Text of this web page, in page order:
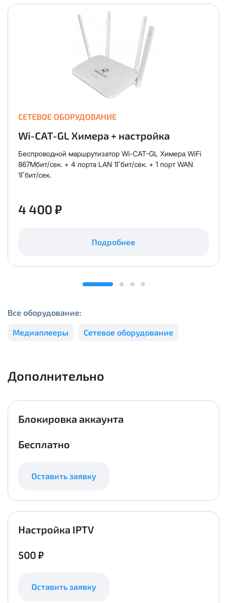
СЕТЕВОЕ ОБОРУДОВАНИЕ
Wi-CAT-GL Химера + настройка
Беспроводной маршрутизатор Wi-CAT-GL Химера WiFi
867Мбит/сек. + 4 порта LAN 1Гбит/сек. + 1 порт WAN
1Гбит/сек.
4 400 ₽
Подробнее
Все оборудование:
Медиаплееры Сетевое оборудование
Дополнительно
Блокировка аккаунта
Оставить заявку
Бесплатно
Настройка IPTV
Оставить заявку
500 ₽